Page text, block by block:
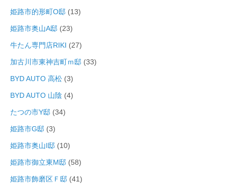
姫路市的形町O邸 (13)
姫路市奥山A邸 (23)
牛たん専門店RIKI (27)
加古川市東神吉町ｍ邸 (33)
BYD AUTO 高松 (3)
BYD AUTO 山陰 (4)
たつの市Y邸 (34)
姫路市G邸 (3)
姫路市奥山I邸 (10)
姫路市御立東M邸 (58)
姫路市飾磨区Ｆ邸 (41)